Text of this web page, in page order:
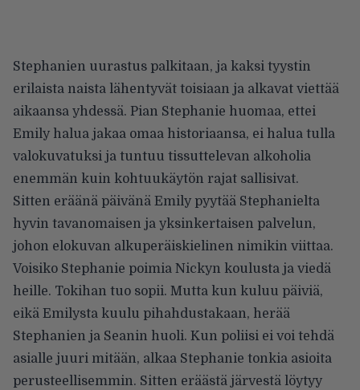
Stephanien uurastus palkitaan, ja kaksi tyystin
erilaista naista lähentyvät toisiaan ja alkavat viettää
aikaansa yhdessä. Pian Stephanie huomaa, ettei
Emily halua jakaa omaa historiaansa, ei halua tulla
valokuvatuksi ja tuntuu tissuttelevan alkoholia
enemmän kuin kohtuukäytön rajat sallisivat.
Sitten eräänä päivänä Emily pyytää Stephanielta
hyvin tavanomaisen ja yksinkertaisen palvelun,
johon elokuvan alkuperäiskielinen nimikin viittaa.
Voisiko Stephanie poimia Nickyn koulusta ja viedä
heille. Tokihan tuo sopii. Mutta kun kuluu päiviä,
eikä Emilysta kuulu pihahdustakaan, herää
Stephanien ja Seanin huoli. Kun poliisi ei voi tehdä
asialle juuri mitään, alkaa Stephanie tonkia asioita
perusteellisemmin. Sitten eräästä järvestä löytyy